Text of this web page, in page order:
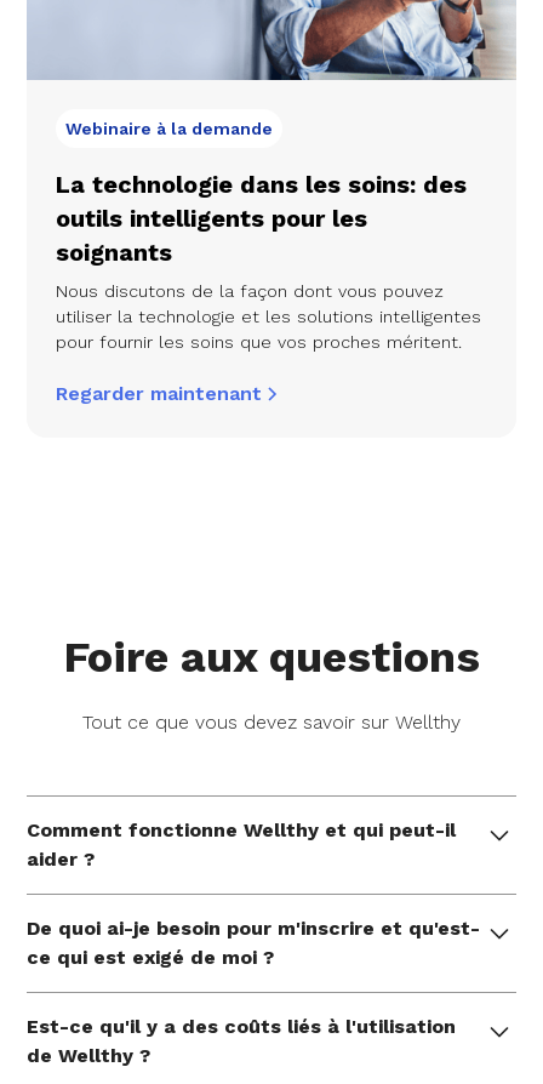
Webinaire à la demande
La technologie dans les soins: des
outils intelligents pour les
soignants
Nous discutons de la façon dont vous pouvez
utiliser la technologie et les solutions intelligentes
pour fournir les soins que vos proches méritent.
Regarder maintenant
Foire aux questions
Tout ce que vous devez savoir sur Wellthy
Comment fonctionne Wellthy et qui peut-il
aider ?
part d'experts qui aident les familles à gérer leurs
besoins uniques en matière de soins à chaque
étape de la vie et pendant les moments les plus
vitaux de la vie. Nous nous attaquons aux choses à
faire, nous défendons en votre nom et vous
De quoi ai-je besoin pour m'inscrire et qu'est-
ce qui est exigé de moi ?
vérifier votre couverture.
Est-ce qu'il y a des coûts liés à l'utilisation
de Wellthy ?